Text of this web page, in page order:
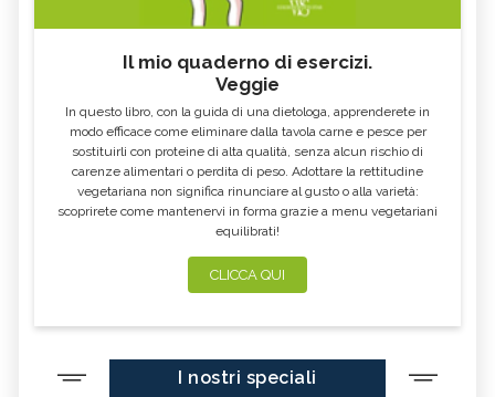
Il mio quaderno di esercizi.
Veggie
In questo libro, con la guida di una dietologa, apprenderete in
modo efficace come eliminare dalla tavola carne e pesce per
sostituirli con proteine di alta qualità, senza alcun rischio di
carenze alimentari o perdita di peso. Adottare la rettitudine
vegetariana non significa rinunciare al gusto o alla varietà:
scoprirete come mantenervi in forma grazie a menu vegetariani
equilibrati!
CLICCA QUI
I nostri speciali